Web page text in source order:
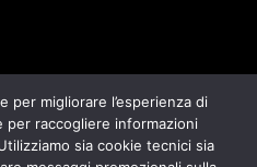
per migliorare l’esperienza di
per raccogliere informazioni
sia cookie tecnici sia